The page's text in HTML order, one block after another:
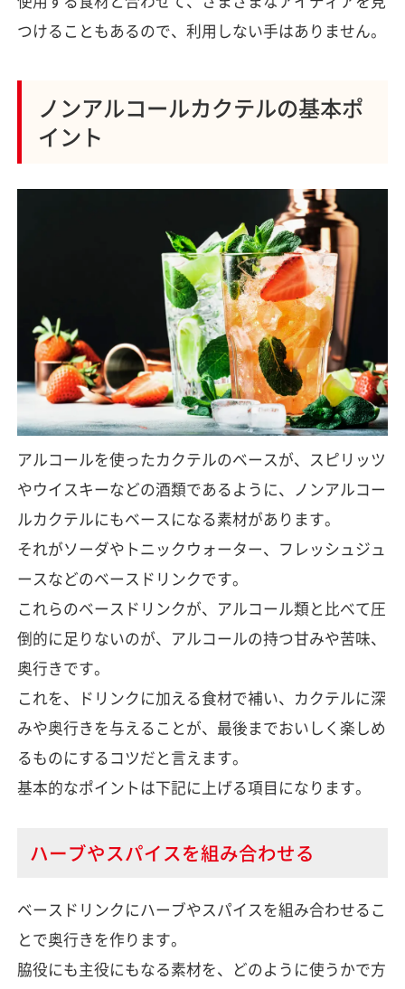
つけることもあるので、利用しない手はありません。
ノンアルコールカクテルの基本ポ
イント
アルコールを使ったカクテルのベースが、スピリッツ
やウイスキーなどの酒類であるように、ノンアルコー
ルカクテルにもベースになる素材があります。
それがソーダやトニックウォーター、フレッシュジュ
ースなどのベースドリンクです。
これらのベースドリンクが、アルコール類と比べて圧
倒的に足りないのが、アルコールの持つ甘みや苦味、
奥行きです。
これを、ドリンクに加える食材で補い、カクテルに深
みや奥行きを与えることが、最後までおいしく楽しめ
るものにするコツだと言えます。
基本的なポイントは下記に上げる項目になります。
ハーブやスパイスを組み合わせる
ベースドリンクにハーブやスパイスを組み合わせるこ
とで奥行きを作ります。
脇役にも主役にもなる素材を、どのように使うかで方